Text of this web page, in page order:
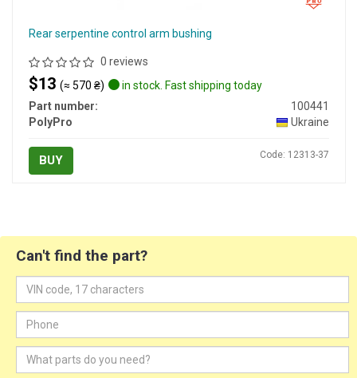
Rear serpentine control arm bushing
0 reviews
$13 (≈ 570 ₴)
in stock. Fast shipping today
Part number:
100441
PolyPro
Ukraine
BUY Code: 12313-37
Can't find the part?